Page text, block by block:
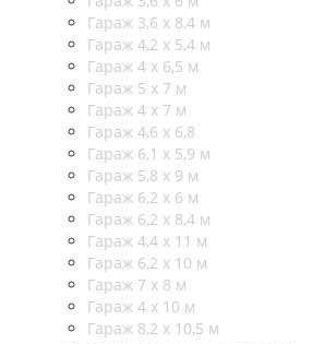
Гараж 3,6 х 8,4 м
Гараж 4,2 х 5,4 м
Гараж 4 х 6,5 м
Гараж 5 х 7 м
Гараж 4 х 7 м
Гараж 4,6 х 6,8
Гараж 6,1 х 5,9 м
Гараж 5,8 х 9 м
Гараж 6,2 х 6 м
Гараж 6,2 х 8,4 м
Гараж 4,4 х 11 м
Гараж 6,2 х 10 м
Гараж 7 х 8 м
Гараж 4 х 10 м
Гараж 8,2 х 10,5 м